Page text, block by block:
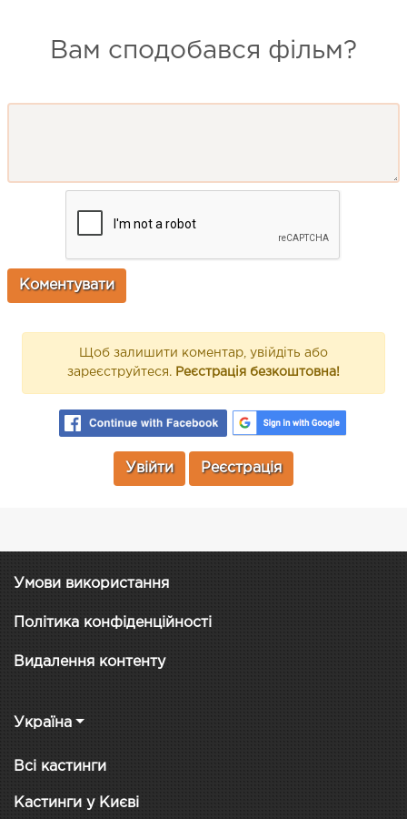
Вам сподобався фільм?
Щоб залишити коментар, увійдіть або
зареєструйтеся. Реєстрація безкоштовна!
Увійти Реєстрація
Умови використання
Політика конфіденційності
Видалення контенту
Україна
Всі кастинги
Кастинги у Києві